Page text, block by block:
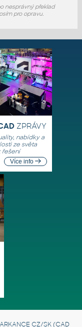
nesprávný překlad
pro opravu.
ZPRÁVY
nabídky a
ze světa
řešení
Více info
ARKANCE CZ/SK(CAD